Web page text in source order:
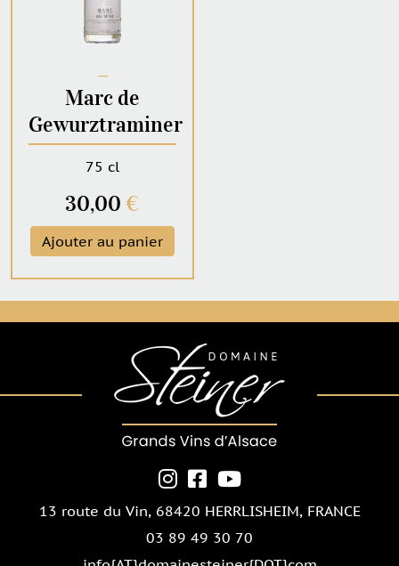
─
Marc de
Gewurztraminer
75 cl
30,00 €
Ajouter au panier
13 route du Vin, 68420 HERRLISHEIM, FRANCE
03 89 49 30 70